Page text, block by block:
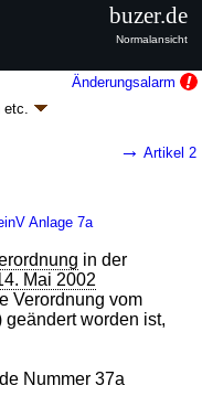
Änderungsalarm
etc.
(15.
ab 28.12.2006
→ Artikel 2
Anlage 7a
in der
Mai 2002
Verordnung vom
geändert worden ist,
Nummer 37a
buzer.de
Normalansicht